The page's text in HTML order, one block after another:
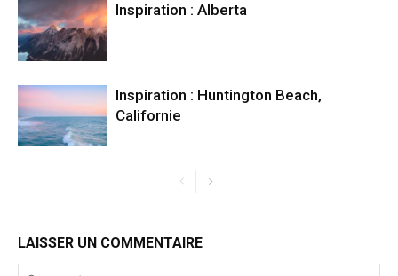
Inspiration : Alberta
Inspiration : Huntington Beach,
Californie
LAISSER UN COMMENTAIRE